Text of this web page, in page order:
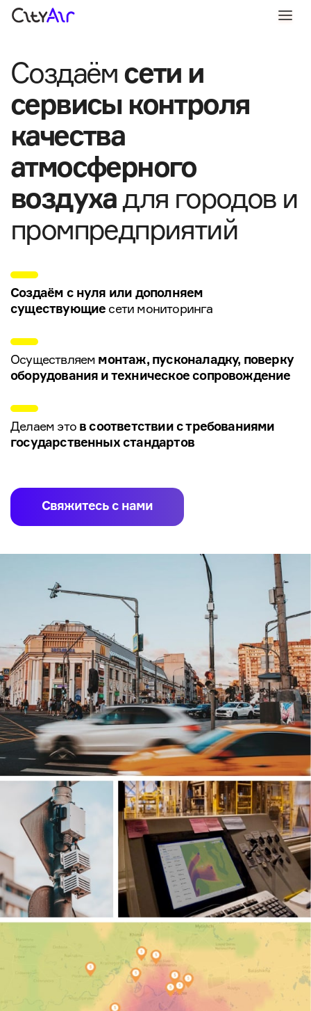
Cоздаём сети и
сервисы контроля
качества
атмосферного
воздуха для городов и
промпредприятий
Создаём с нуля или дополняем
существующие сети мониторинга
Осуществляем монтаж, пусконаладку, поверку
оборудования и техническоесопровождение
Делаем это в соответствии с требованиями
государственныхстандартов
Свяжитесь с нами